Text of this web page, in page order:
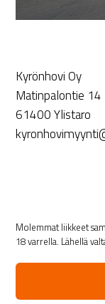
Kyrönhovi Oy
Matinpalontie 14
61400 Ylistaro
Molemmat liikkeet
18 varrella. Lähellä